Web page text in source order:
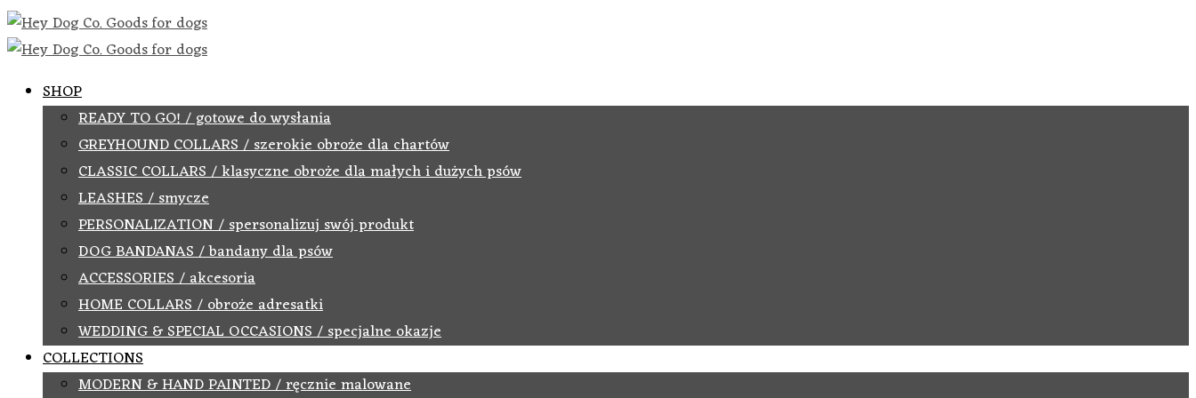
SHOP
READY TO GO! / gotowe do wysłania
GREYHOUND COLLARS / szerokie obroże dla chartów
CLASSIC COLLARS / klasyczne obroże dla małych i dużych psów
LEASHES / smycze
PERSONALIZATION / spersonalizuj swój produkt
DOG BANDANAS / bandany dla psów
ACCESSORIES / akcesoria
HOME COLLARS / obroże adresatki
WEDDING & SPECIAL OCCASIONS / specjalne okazje
COLLECTIONS
MODERN & HAND PAINTED / ręcznie malowane